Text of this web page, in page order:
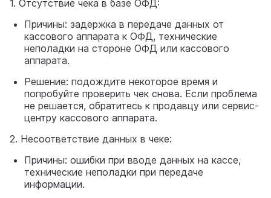
1. Отсутствие чека в базе ОФД:
Причины: задержка в передаче данных от
кассового аппарата к ОФД, технические
неполадки на стороне ОФД или кассового
аппарата.
Решение: подождите некоторое время и
попробуйте проверить чек снова. Если проблема
не решается, обратитесь к продавцу или сервис-
центру кассового аппарата.
2. Несоответствие данных в чеке:
Причины: ошибки при вводе данных на кассе,
технические неполадки при передаче
информации.